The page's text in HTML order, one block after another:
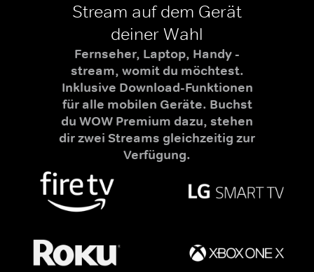
Stream auf dem Gerät
deiner Wahl
Fernseher, Laptop, Handy -
stream, womit du möchtest.
Inklusive Download-Funktionen
für alle mobilen Geräte. Buchst
du WOW Premium dazu, stehen
dir zwei Streams gleichzeitig zur
Verfügung.